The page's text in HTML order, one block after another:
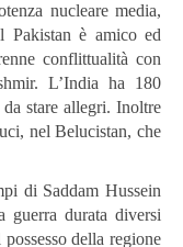
nucleare media,
è amico ed
conflittualità con
L’India ha 180
stare allegri. Inoltre
nel Belucistan, che
di Saddam Hussein
guerra durata diversi
della regione